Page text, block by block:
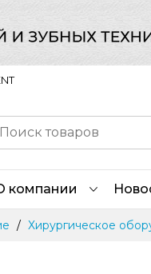
компании
Хирургическое